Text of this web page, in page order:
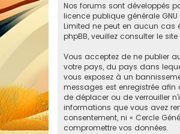
Nos forums sont développés
licence publique générale GNU
Limited ne peut en aucun cas
phpBB, veuillez consulter le site
Vous acceptez de ne publier
votre pays, du pays dans
vous exposez à un
messages est enregistrée afin
de déplacer ou de verrouiller
informations que vous avez
consentement, ni « Cercle
compromettre vos données.